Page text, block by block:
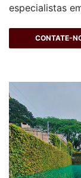
especialistas
CONTATE-